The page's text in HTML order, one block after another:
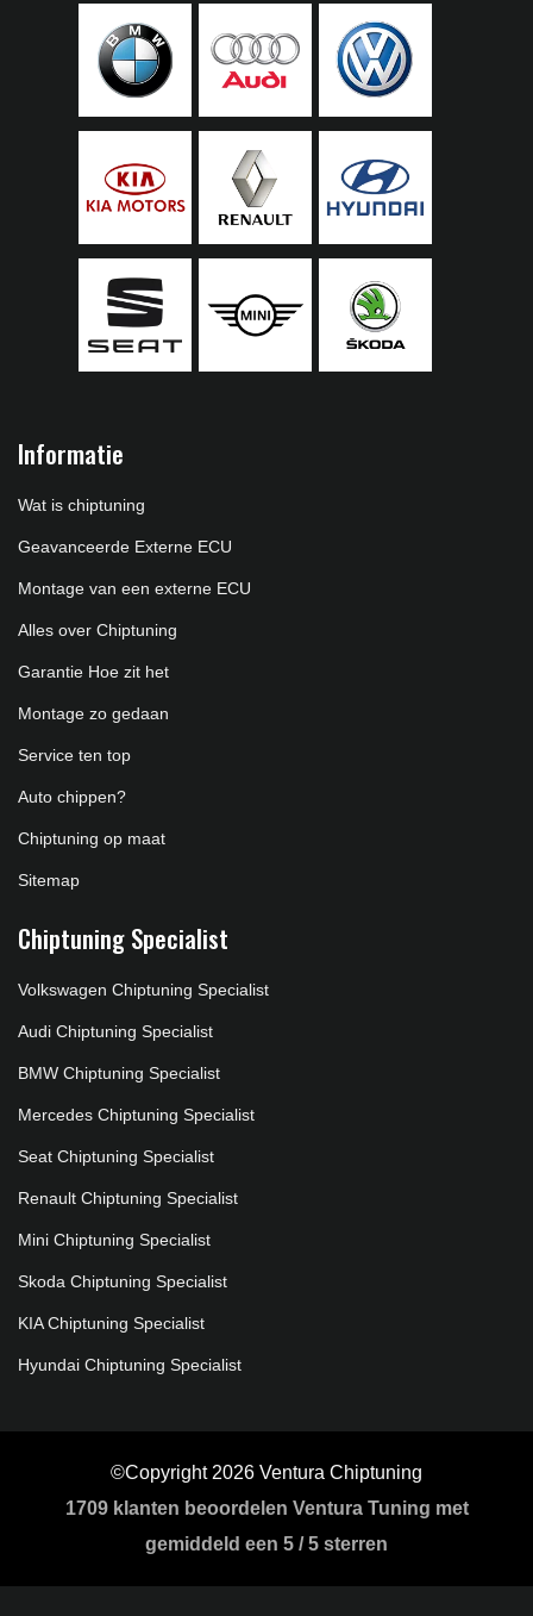
Informatie
Wat is chiptuning
Geavanceerde Externe ECU
Montage van een externe ECU
Alles over Chiptuning
Garantie Hoe zit het
Montage zo gedaan
Service ten top
Auto chippen?
Chiptuning op maat
Sitemap
Chiptuning Specialist
Volkswagen Chiptuning Specialist
Audi Chiptuning Specialist
BMW Chiptuning Specialist
Mercedes Chiptuning Specialist
Seat Chiptuning Specialist
Renault Chiptuning Specialist
Mini Chiptuning Specialist
Skoda Chiptuning Specialist
KIA Chiptuning Specialist
Hyundai Chiptuning Specialist
©Copyright 2026 Ventura Chiptuning
1709klanten beoordelen Ventura Tuning met
gemiddeld een 5 /5 sterren